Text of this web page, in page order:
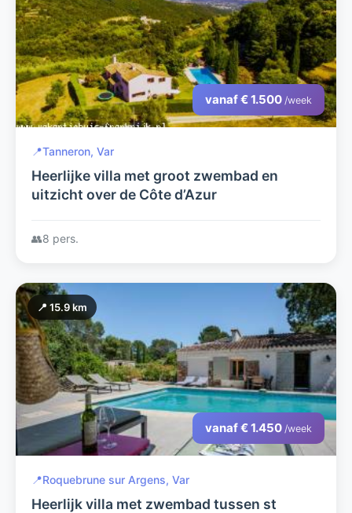
vanaf € 1.500 /week
📍Tanneron, Var
Heerlijke villa met groot zwembad en
uitzicht over de Côte d’Azur
👥8 pers.
📍 15.9 km
vanaf € 1.450 /week
📍Roquebrune sur Argens, Var
Heerlijk villa met zwembad tussen st